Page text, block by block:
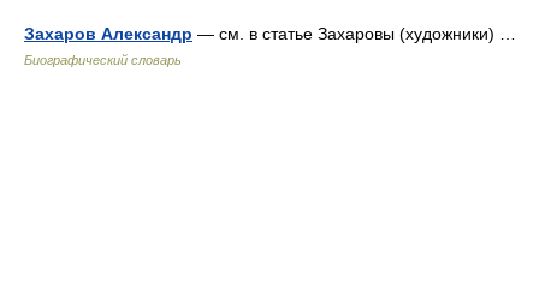
Захаров Александр — см. в статье Захаровы (художники) …
Биографический словарь